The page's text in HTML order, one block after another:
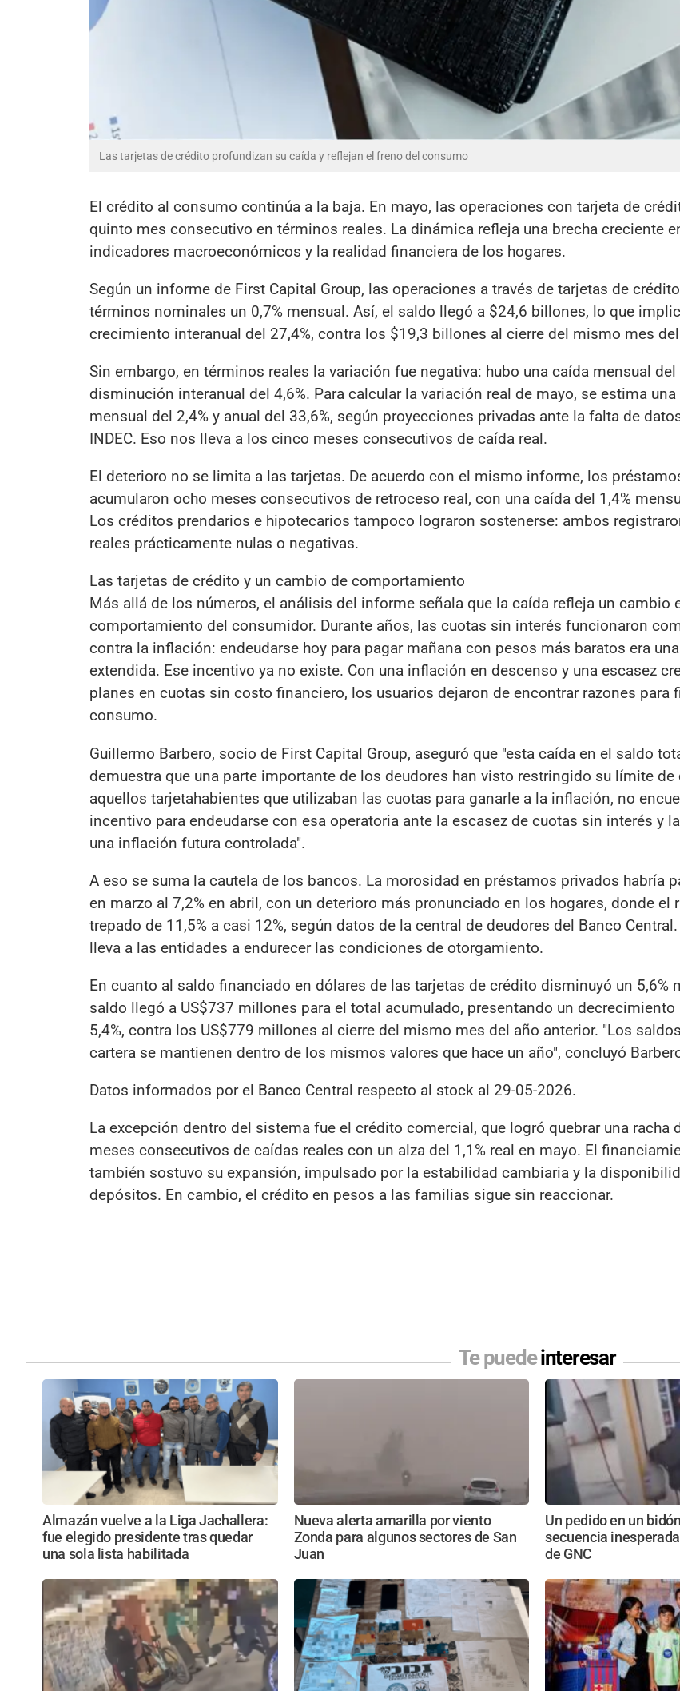
Las tarjetas de crédito profundizan su caída y reflejan el freno del consumo
El crédito al consumo continúa a la baja. En mayo, las operaciones con tarjeta de
quinto mes consecutivo en términos reales. La dinámica refleja una brecha creciente
indicadores macroeconómicos y la realidad financiera de los hogares.
Según un informe de First Capital Group, las operaciones a través de tarjetas de
términos nominales un 0,7% mensual. Así, el saldo llegó a $24,6 billones, lo que
crecimiento interanual del 27,4%, contra los $19,3 billones al cierre del mismo mes
Sin embargo, en términos reales la variación fue negativa: hubo una caída mensual del
disminución interanual del 4,6%. Para calcular la variación real de mayo, se estima
mensual del 2,4% y anual del 33,6%, según proyecciones privadas ante la falta de
INDEC. Eso nos lleva a los cinco meses consecutivos de caída real.
El deterioro no se limita a las tarjetas. De acuerdo con el mismo informe, los
acumularon ocho meses consecutivos de retroceso real, con una caída del 1,4%
Los créditos prendarios e hipotecarios tampoco lograron sostenerse: ambos
reales prácticamente nulas o negativas.
Las tarjetas de crédito y un cambio de comportamiento
Más allá de los números, el análisis del informe señala que la caída refleja un cambio
comportamiento del consumidor. Durante años, las cuotas sin interés funcionaron
contra la inflación: endeudarse hoy para pagar mañana con pesos más baratos era
extendida. Ese incentivo ya no existe. Con una inflación en descenso y una escasez
planes en cuotas sin costo financiero, los usuarios dejaron de encontrar razones para
consumo.
Guillermo Barbero, socio de First Capital Group, aseguró que "esta caída en el saldo
demuestra que una parte importante de los deudores han visto restringido su límite de
aquellos tarjetahabientes que utilizaban las cuotas para ganarle a la inflación, no
incentivo para endeudarse con esa operatoria ante la escasez de cuotas sin interés y
una inflación futura controlada".
A eso se suma la cautela de los bancos. La morosidad en préstamos privados habría
en marzo al 7,2% en abril, con un deterioro más pronunciado en los hogares, donde el
trepado de 11,5% a casi 12%, según datos de la central de deudores del Banco
lleva a las entidades a endurecer las condiciones de otorgamiento.
En cuanto al saldo financiado en dólares de las tarjetas de crédito disminuyó un 5,6%
saldo llegó a US$737 millones para el total acumulado, presentando un decrecimiento
5,4%, contra los US$779 millones al cierre del mismo mes del año anterior. "Los
cartera se mantienen dentro de los mismos valores que hace un año", concluyó
Datos informados por el Banco Central respecto al stock al 29-05-2026.
La excepción dentro del sistema fue el crédito comercial, que logró quebrar una racha
meses consecutivos de caídas reales con un alza del 1,1% real en mayo. El
también sostuvo su expansión, impulsado por la estabilidad cambiaria y la
depósitos. En cambio, el crédito en pesos a las familias sigue sin reaccionar.
Te puedeinteresar
Almazán vuelve a la Liga Jachallera:
fue elegido presidente tras quedar
una sola lista habilitada
Nueva alerta amarilla por viento
Zonda para algunos sectores de San
Juan
Un pedido en un
secuencia
de GNC